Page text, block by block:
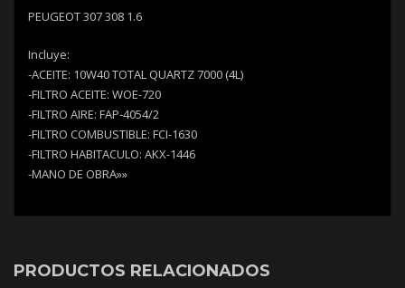
PEUGEOT 307 308 1.6
Incluye:
-ACEITE: 10W40 TOTAL QUARTZ 7000 (4L)
-FILTRO ACEITE: WOE-720
-FILTRO AIRE: FAP-4054/2
-FILTRO COMBUSTIBLE: FCI-1630
-FILTRO HABITACULO: AKX-1446
-MANO DE OBRA»»
PRODUCTOS RELACIONADOS